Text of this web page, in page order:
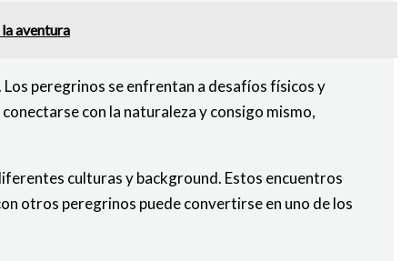
aventura
Los peregrinos se enfrentan a desafíos físicos y
con la naturaleza y consigo mismo,
culturas y background. Estos encuentros
otros peregrinos puede convertirse en uno de los